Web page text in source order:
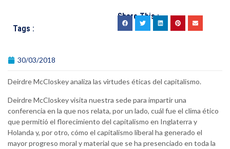
Tags :
Share This :
30/03/2018
Deirdre McCloskey analiza las virtudes éticas del capitalismo.
Deirdre McCloskey visita nuestra sede para impartir una
conferencia en la que nos relata, por un lado, cuál fue el clima ético
que permitió el florecimiento del capitalismo en Inglaterra y
Holanda y, por otro, cómo el capitalismo liberal ha generado el
mayor progreso moral y material que se ha presenciado en toda la